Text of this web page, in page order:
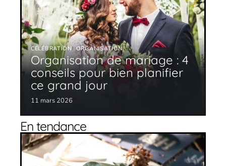
CÉLÉBRATION ORGANISATION
Organisation de mariage : 4
conseils pour bien planifier
ce grand jour
11 mars 2026
En tendance